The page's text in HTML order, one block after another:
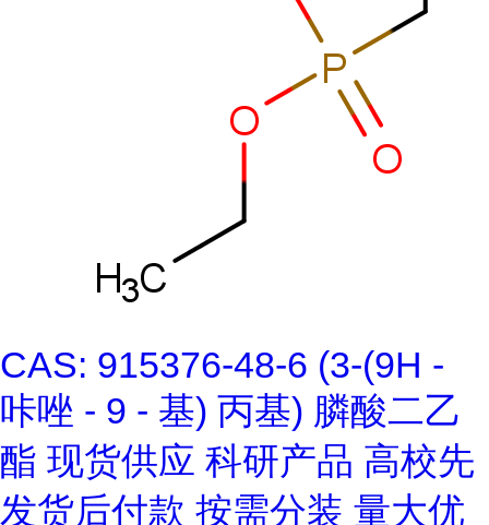
CAS: 915376-48-6 (3-(9H -
咔唑 - 9 - 基) 丙基) 膦酸二乙
酯 现货供应 科研产品 高校先
发货后付款 按需分装 量大优